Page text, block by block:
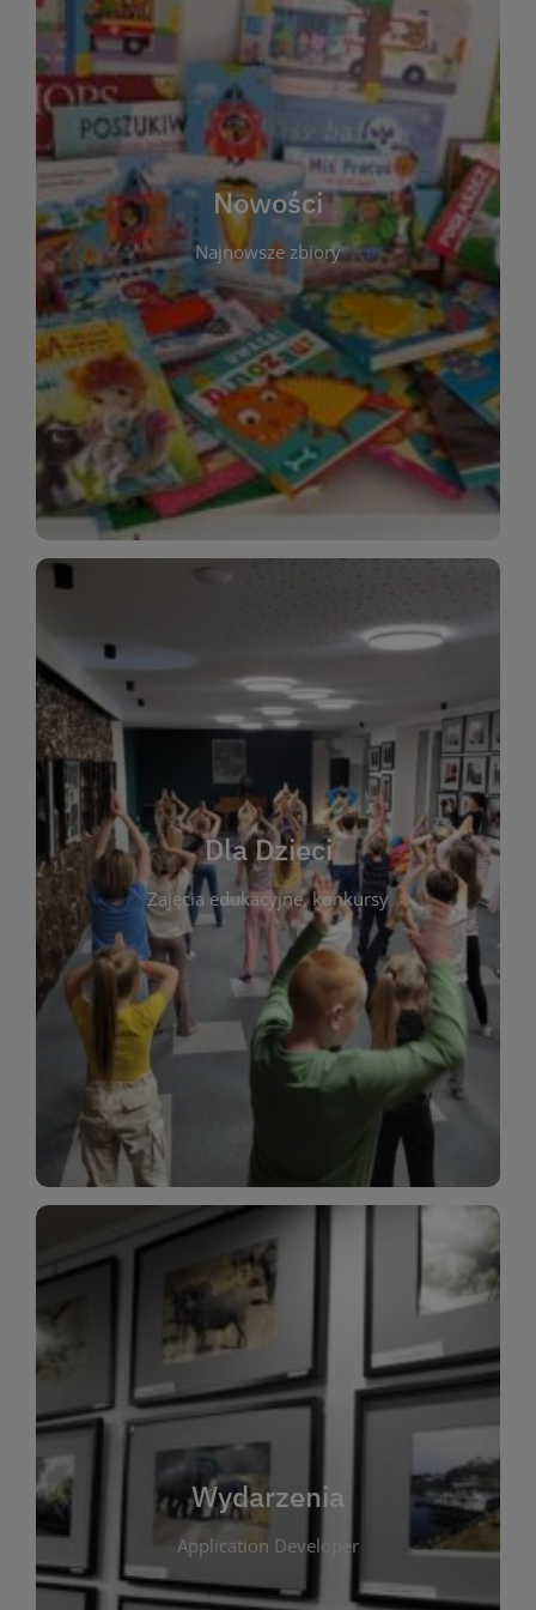
Nowości
Najnowsze zbiory
W tej sekcji prezentujemy najnowsze książki,
audiobooki oraz filmy, które właśnie trafiły do
zbiorów Miejskiej Biblioteki Publicznej w
Starachowicach. Regularnie aktualizujemy listę,
aby Czytelnicy mogli na bieżąco odkrywać świeże
tytuły i najciekawsze premiery wydawnicze. Każda
pozycja opatrzona jest krótkim opisem i
informacją o dostępności w katalogu. Zachęcamy
do częstych odwiedzin – nowości pojawiają się
niemal każdego tygodnia! Dzięki tej zakładce
zawsze będziesz wiedzieć, co warto przeczytać
jako pierwsze.
WIĘCEJ
Dla Dzieci
Zajęcia edukacyjne, konkursy
Dla Dzieci
To miejsce stworzone z myślą o najmłodszych
czytelnikach i ich rodzicach. Znajdziesz tu
informacje o zajęciach edukacyjnych, konkursach
plastycznych i spotkaniach z autorami książek dla
dzieci. Biblioteka oferuje bogaty wybór bajek,
opowiadań i lektur szkolnych, a także przyjazny
kącik do wspólnego czytania. Pragniemy
rozbudzać miłość do książek od najmłodszych lat.
Zapraszamy do wspólnej zabawy i odkrywania
świata literatury!
WIĘCEJ
Wydarzenia
Application Developer
Wydarzenia
W tej zakładce publikujemy informacje o
wszystkich wydarzeniach organizowanych przez
bibliotekę. Znajdziesz tu zapowiedzi spotkań
autorskich, warsztatów, prelekcji i zajęć
tematycznych dla różnych grup wiekowych. Każde
wydarzenie ma na celu promowanie kultury
czytelniczej oraz integrację społeczności lokalnej.
Dzięki kalendarzowi wydarzeń możesz łatwo